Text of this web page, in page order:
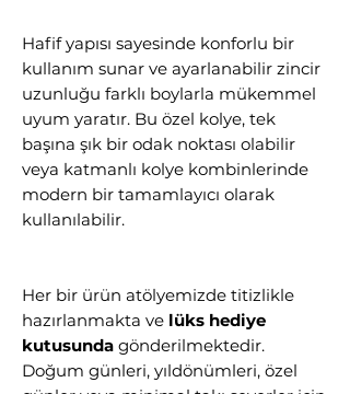
Hafif yapısı sayesinde konforlu bir
kullanım sunar ve ayarlanabilir zincir
uzunluğu farklı boylarla mükemmel
uyum yaratır. Bu özel kolye, tek
başına şık bir odak noktası olabilir
veya katmanlı kolye kombinlerinde
modern bir tamamlayıcı olarak
kullanılabilir.
Her bir ürün atölyemizde titizlikle
hazırlanmakta ve lüks hediye
kutusunda gönderilmektedir.
Doğum günleri, yıldönümleri, özel